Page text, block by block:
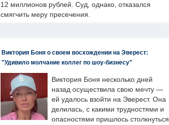
12 миллионов рублей. Суд, однако, отказался
смягчить меру пресечения.
Виктория Боня о своем восхождении на Эверест:
"Удивило молчание коллег по шоу-бизнесу"
Виктория Боня несколько дней
назад осуществила свою мечту —
ей удалось взойти на Эверест. Она
делилась, с какими трудностями и
опасностями пришлось столкнуться